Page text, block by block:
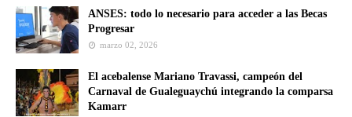
ANSES: todo lo necesario para acceder a las Becas
Progresar
marzo 02, 2026
El acebalense Mariano Travassi, campeón del
Carnaval de Gualeguaychú integrando la comparsa
Kamarr